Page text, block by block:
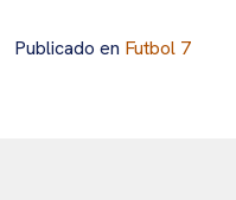
Publicado en Futbol 7